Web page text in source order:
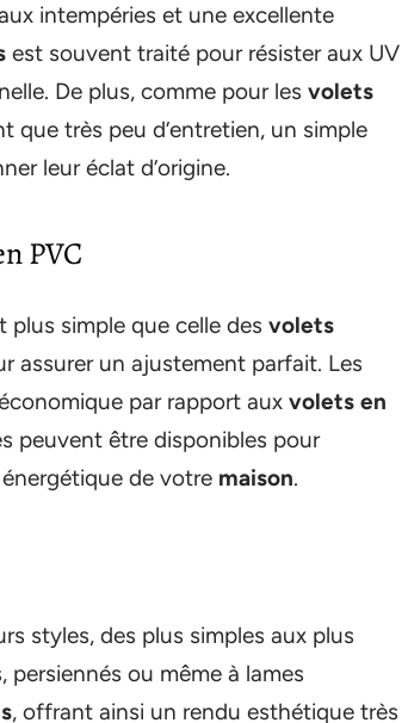
intempéries et une excellente
est souvent traité pour résister aux UV
De plus, comme pour les volets
que très peu d’entretien, un simple
leur éclat d’origine.
PVC
plus simple que celle des volets
assurer un ajustement parfait. Les
par rapport aux volets en
peuvent être disponibles pour
de votre maison.
styles, des plus simples aux plus
persiennés ou même à lames
, offrant ainsi un rendu esthétique très